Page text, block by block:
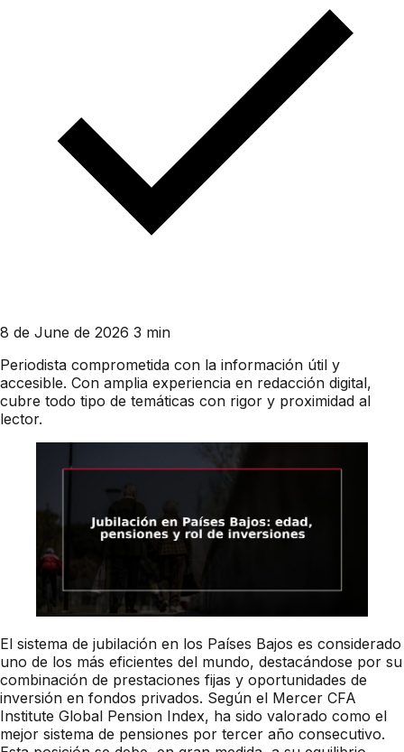
8 de June de 2026 3 min
Periodista comprometida con la información útil y
accesible. Con amplia experiencia en redacción digital,
cubre todo tipo de temáticas con rigor y proximidad al
lector.
El sistema de jubilación en los Países Bajos es considerado
uno de los más eficientes del mundo, destacándose por su
combinación de prestaciones fijas y oportunidades de
inversión en fondos privados. Según el Mercer CFA
Institute Global Pension Index, ha sido valorado como el
mejor sistema de pensiones por tercer año consecutivo.